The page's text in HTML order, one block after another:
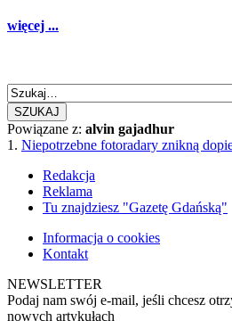
więcej ...
SZUKAJ
Powiązane z: alvin gajadhur
1. Niepotrzebne fotoradary znikną
Redakcja
Reklama
Tu znajdziesz "Gazetę Gdańską"
Informacja o cookies
Kontakt
NEWSLETTER
Podaj nam swój e-mail, jeśli chcesz
nowych artykułach